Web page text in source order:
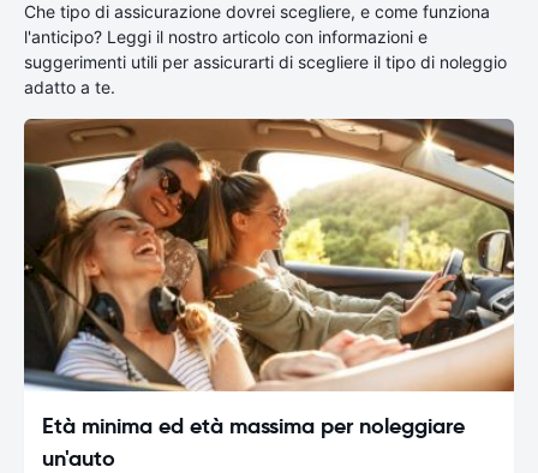
Che tipo di assicurazione dovrei scegliere, e come funziona
l'anticipo? Leggi il nostro articolo con informazioni e
suggerimenti utili per assicurarti di scegliere il tipo di noleggio
adatto a te.
Età minima ed età massima per noleggiare
un'auto